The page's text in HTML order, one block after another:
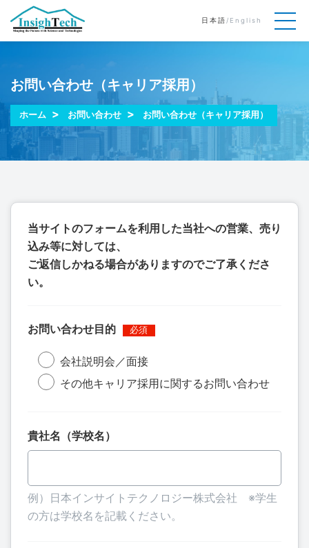
日本語 / English
お問い合わせ（キャリア採用）
ホーム お問い合わせ お問い合わせ（キャリア採用）
当サイトのフォームを利用した当社への営業、売り
込み等に対しては、
ご返信しかねる場合がありますのでご了承くださ
い。
お問い合わせ目的
会社説明会／面接
その他キャリア採用に関するお問い合わせ
貴社名（学校名）
例）日本インサイトテクノロジー株式会社 ※学生
の方は学校名を記載ください。